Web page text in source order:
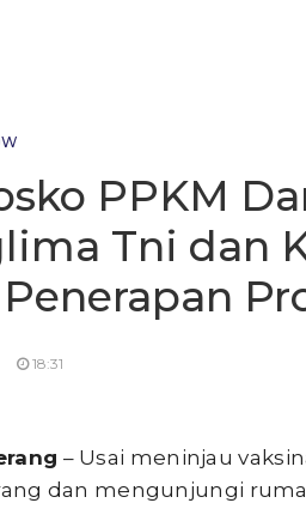
PPKM
Tni dan
18:31
– Usai meninjau
dan mengunjungi